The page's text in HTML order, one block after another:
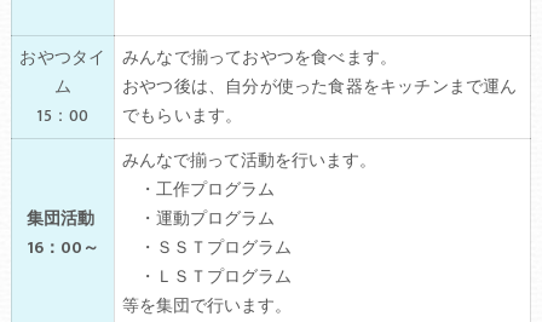
おやつタイ
ム
15：00
みんなで揃っておやつを食べます。
おやつ後は、自分が使った食器をキッチンまで運ん
でもらいます。
集団活動
16：00～
みんなで揃って活動を行います。
・工作プログラム
・運動プログラム
・ＳＳＴプログラム
・ＬＳＴプログラム
等を集団で行います。